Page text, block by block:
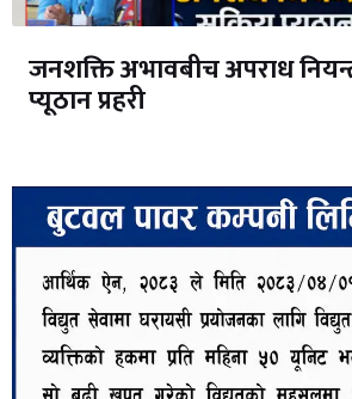
जनशक्ति अभावबीच अपराध
प्यूठान प्रहरी